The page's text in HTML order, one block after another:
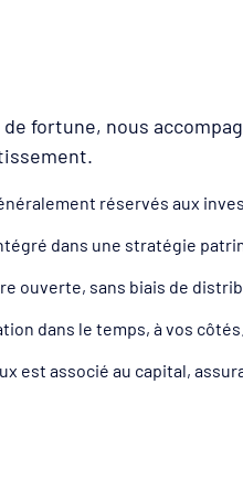
fortune, nous
réservés aux
dans une stratégie
ouverte, sans biais de
dans le temps, à vos côtés.
est associé au capital,